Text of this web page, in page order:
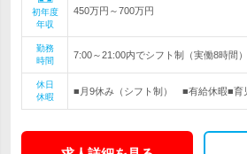
初年度
年収
450万円～700万円
勤務
時間
7:00～21:00内でシフト制（実働8時間
休日
休暇
■月9休み（シフト制） ■有給休暇■育